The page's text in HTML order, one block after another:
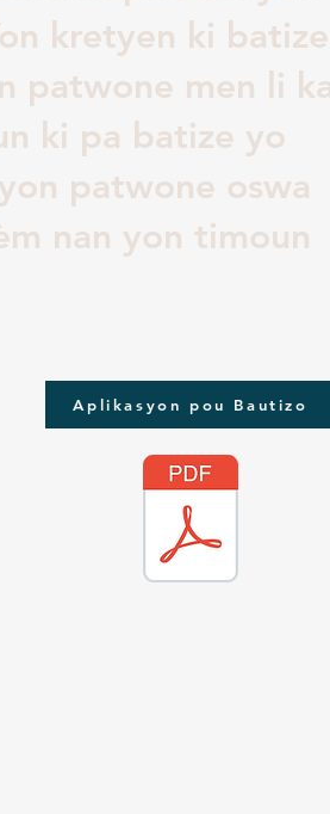
kretyen ki batize
patwone men li
ki pa batize yo
patwone oswa
nan yon timoun
Aplikasyon pou Bautizo